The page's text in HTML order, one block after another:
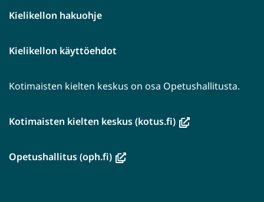
Kielikellon hakuohje
Kielikellon käyttöehdot
Kotimaisten kielten keskus on osa Opetushallitusta.
Kotimaisten kielten keskus (kotus.fi)(avautuu
Opetushallitus (oph.fi)(avautuu